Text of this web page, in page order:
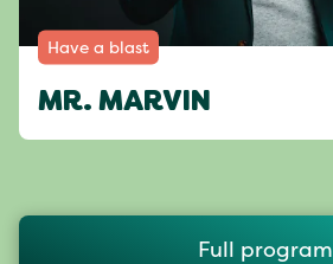
Have a blast
MR. MARVIN
Full program